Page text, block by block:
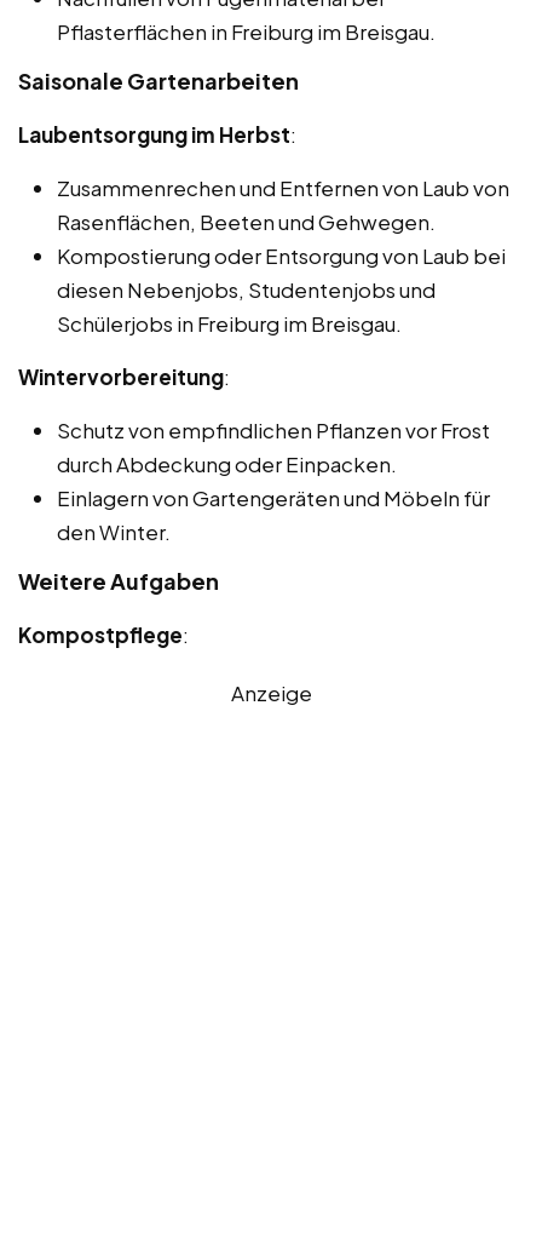
Pflasterflächen in Freiburg im Breisgau.
Saisonale Gartenarbeiten
Laubentsorgung im Herbst:
Zusammenrechen und Entfernen von Laub von
Rasenflächen, Beeten und Gehwegen.
Kompostierung oder Entsorgung von Laub bei
diesen Nebenjobs, Studentenjobs und
Schülerjobs in Freiburg im Breisgau.
Wintervorbereitung:
Schutz von empfindlichen Pflanzen vor Frost
durch Abdeckung oder Einpacken.
Einlagern von Gartengeräten und Möbeln für
den Winter.
Weitere Aufgaben
Kompostpflege:
Anzeige